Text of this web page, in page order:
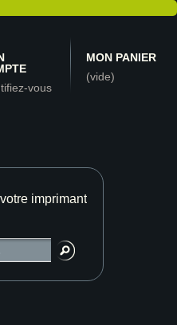
vous
MON PANIER
(vide)
imprimante